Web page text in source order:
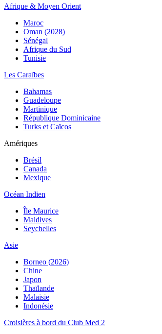
Afrique & Moyen Orient
Maroc
Oman (2028)
Sénégal
Afrique du Sud
Tunisie
Les Caraïbes
Bahamas
Guadeloupe
Martinique
République Dominicaine
Turks et Caïcos
Amériques
Brésil
Canada
Mexique
Océan Indien
Île Maurice
Maldives
Seychelles
Asie
Borneo (2026)
Chine
Japon
Thaïlande
Malaisie
Indonésie
Croisières à bord du Club Med 2